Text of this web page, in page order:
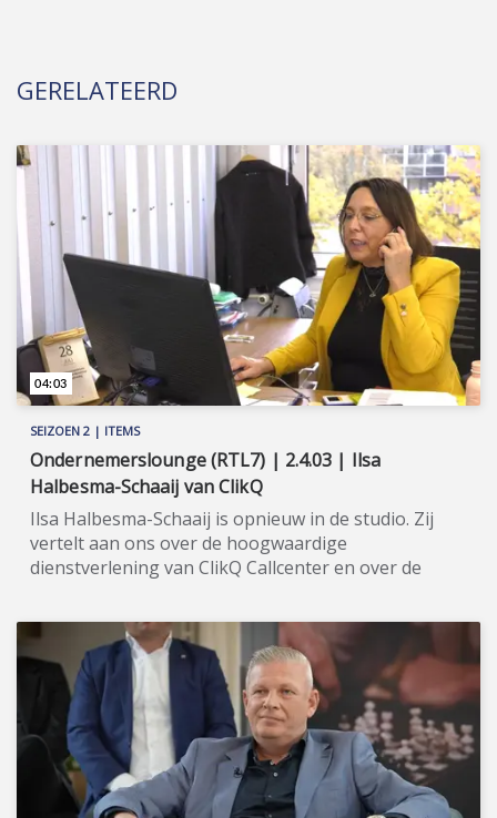
GERELATEERD
SEIZOEN 2 | ITEMS
Ondernemerslounge (RTL7) | 2.4.03 | Ilsa
Halbesma-Schaaij van ClikQ
Ilsa Halbesma-Schaaij is opnieuw in de studio. Zij
vertelt aan ons over de hoogwaardige
dienstverlening van ClikQ Callcenter en over de
ClikQ (met de Q van Quality) is een allround
callcenter dat een ruime ervaring heeft op het
gebied van klantcontact via de telefoon, chat en e-
mail. ClikQ werkt zoveel breder dan u zou
verwachten. Denk aan het voeren van
acquisitiegesprekken, maar ook aan het zijn van uw
professionele klantenservice. Let wel, alles onder uw
eigen naam! In alle gevallen manifesteert Clikq zich
als een betrouwbare partner van haar
04:03